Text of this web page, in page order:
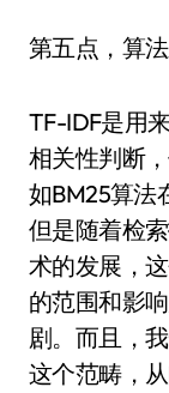
第五点，算
TF-IDF是用
相关性判断
如BM25算法
但是随着检
术的发展，
的范围和影
剧。而且，
这个范畴，